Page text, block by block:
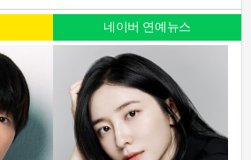
네이버 연예뉴스